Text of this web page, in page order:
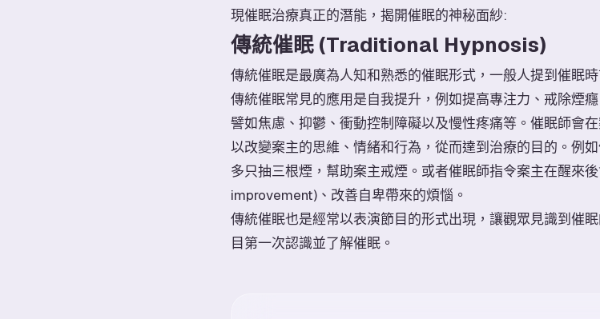
現催眠治療真正的潛能，揭開催眠的神秘面紗:
傳統催眠 (Traditional Hypnosis)
傳統催眠是最廣為人知和熟悉的催眠形式，一般人提到催眠
傳統催眠常見的應用是自我提升，例如提高專注力、戒除煙
譬如焦慮、抑鬱、衝動控制障礙以及慢性疼痛等。催眠師會
以改變案主的思維、情緒和行為，從而達到治療的目的。例
多只抽三根煙，幫助案主戒煙。或者催眠師指令案主在醒來
improvement)、改善自卑帶來的煩惱。
傳統催眠也是經常以表演節目的形式出現，讓觀眾見識到催
目第一次認識並了解催眠。